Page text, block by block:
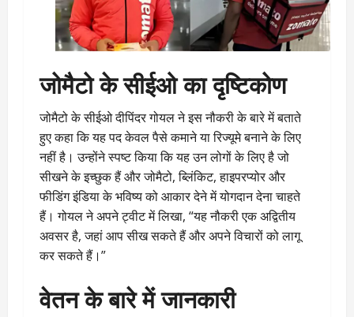
जोमैटो के सीईओ का दृष्टिकोण
जोमैटो के सीईओ दीपिंदर गोयल ने इस नौकरी के बारे में बताते
हुए कहा कि यह पद केवल पैसे कमाने या रिज्यूमे बनाने के लिए
नहीं है। उन्होंने स्पष्ट किया कि यह उन लोगों के लिए है जो
सीखने के इच्छुक हैं और जोमैटो, ब्लिंकिट, हाइपरप्योर और
फीडिंग इंडिया के भविष्य को आकार देने में योगदान देना चाहते
हैं। गोयल ने अपने ट्वीट में लिखा, “यह नौकरी एक अद्वितीय
अवसर है, जहां आप सीख सकते हैं और अपने विचारों को लागू
कर सकते हैं।”
वेतन के बारे में जानकारी